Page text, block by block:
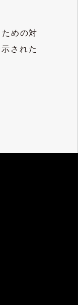
めの対
された